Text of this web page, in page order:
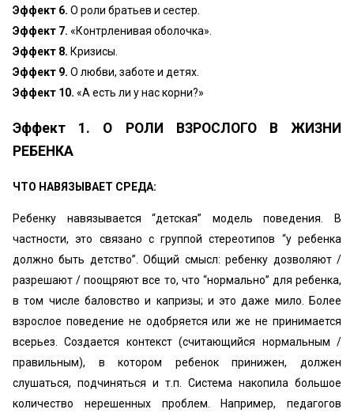
Эффект 6. О роли братьев и сестер.
Эффект 7. «Контрленивая оболочка».
Эффект 8. Кризисы.
Эффект 9. О любви, заботе и детях.
Эффект 10. «А есть ли у нас корни?»
Эффект 1. О РОЛИ ВЗРОСЛОГО В ЖИЗНИ
РЕБЕНКА
ЧТО НАВЯЗЫВАЕТ СРЕДА:
Ребенку навязывается “детская” модель поведения. В
частности, это связано с группой стереотипов “у ребенка
должно быть детство”. Общий смысл: ребенку дозволяют /
разрешают / поощряют все то, что “нормально” для ребенка,
в том числе баловство и капризы; и это даже мило. Более
взрослое поведение не одобряется или же не принимается
всерьез. Создается контекст (считающийся нормальным /
правильным), в котором ребенок принижен, должен
слушаться, подчиняться и т.п. Система накопила большое
количество нерешенных проблем. Например, педагогов